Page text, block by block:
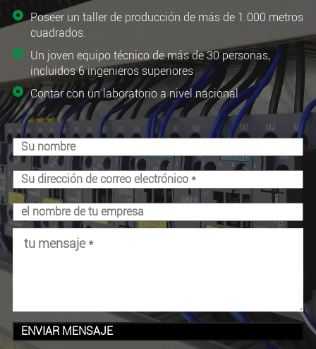
Poseer un taller de producción de más de 1.000 metros
cuadrados.
Un joven equipo técnico de más de 30 personas,
incluidos 6 ingenieros superiores
Contar con un laboratorio a nivel nacional
ENVIAR MENSAJE